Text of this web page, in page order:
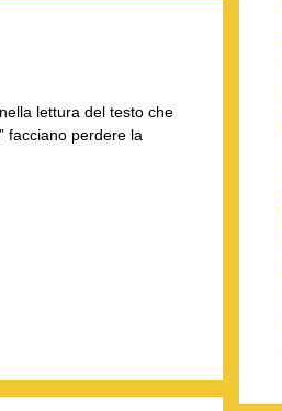
lettura del testo che
facciano perdere la